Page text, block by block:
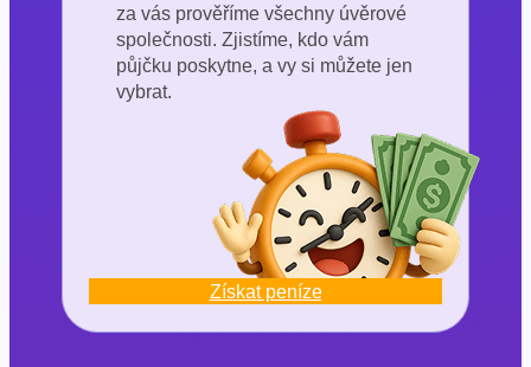
za vás prověříme všechny úvěrové
společnosti. Zjistíme, kdo vám
půjčku poskytne, a vy si můžete jen
vybrat.
Získat peníze